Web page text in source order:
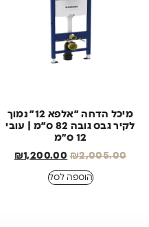
מיכל הדחה ״אלפא 12״ נמוך
לקיר גבס גובה 82 ס״מ | עובי
12 ס״מ
₪2,005.00
₪1,200.00
הוספה לסל